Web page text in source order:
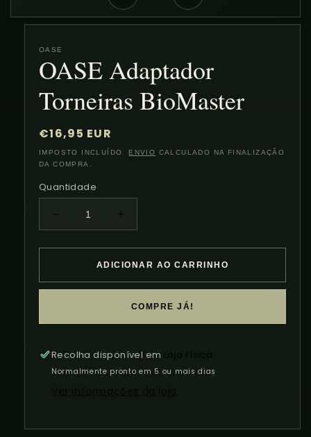
OASE
OASE Adaptador
Torneiras BioMaster
Preço
normal
€16,95 EUR
IMPOSTO INCLUÍDO. ENVIO CALCULADO NA FINALIZAÇÃO
DA COMPRA.
Quantidade
Diminuir
a
quantidade
OASE
Adaptador
BioMaster
a
quantidade
de
OASE
Adaptador
Torneiras
BioMaster
ADICIONAR AO CARRINHO
COMPRE JÁ!
Recolha disponível em Loja Física
Normalmente pronto em 5 ou mais dias